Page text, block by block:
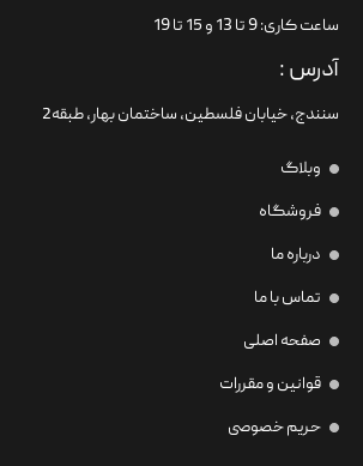
ساعت کاری: 9 تا 13 و 15 تا 19
آدرس :
سنندج، خیابان فلسطین،‌ ساختمان بهار، طبقه2
وبلاگ
فروشگاه
درباره ما
تماس با ما
صفحه اصلی
قوانین و مقررات
حریم خصوصی